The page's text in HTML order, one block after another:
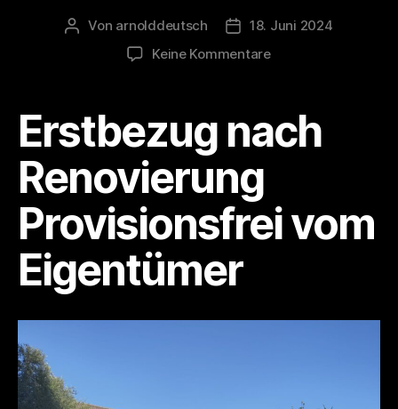
Beitragsautor
Von arnolddeutsch Veröffentlichungsdatum
18. Juni 2024
Keine Kommentarezu
Algaida,
4
SZ,
+
Gäste-
Erstbezug nach
Renovierung
Provisionsfrei vom
Eigentümer